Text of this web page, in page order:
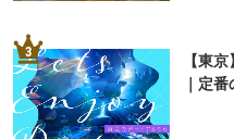
3
【東
｜定